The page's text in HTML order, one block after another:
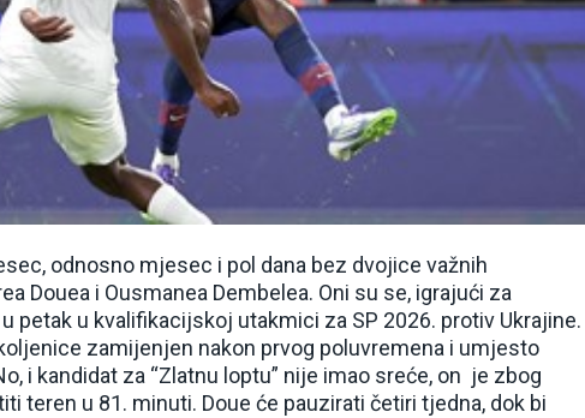
odnosno mjesec i pol dana bez dvojice važnih
Douea i Ousmanea Dembelea. Oni su se, igrajući za
petak u kvalifikacijskoj utakmici za SP 2026. protiv Ukrajine.
zamijenjen nakon prvog poluvremena i umjesto
i kandidat za “Zlatnu loptu” nije imao sreće, on je zbog
teren u 81. minuti. Doue će pauzirati četiri tjedna, dok bi